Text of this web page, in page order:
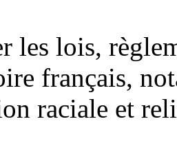
les lois,
français,
raciale et